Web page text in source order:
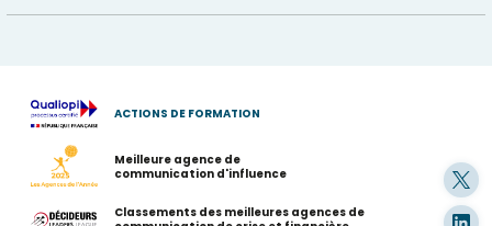
ACTIONS DE FORMATION
Meilleure agence de
communication d'influence
Classements des meilleures agences de